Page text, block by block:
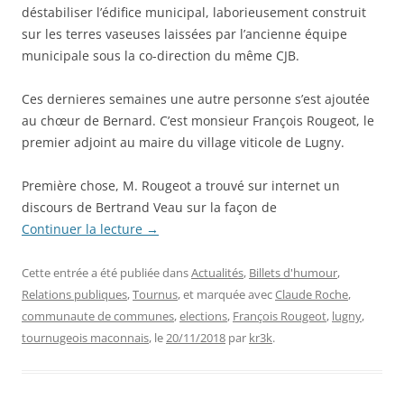
déstabiliser l’édifice municipal, laborieusement construit
sur les terres vaseuses laissées par l’ancienne équipe
municipale sous la co-direction du même CJB.
Ces dernieres semaines une autre personne s’est ajoutée
au chœur de Bernard. C’est monsieur François Rougeot, le
premier adjoint au maire du village viticole de Lugny.
Première chose, M. Rougeot a trouvé sur internet un
discours de Bertrand Veau sur la façon de
Continuer la lecture →
Cette entrée a été publiée dansActualités, Billets d'humour,
Relations publiques,Tournus, et marquée avecClaude Roche,
communaute de communes,elections, François Rougeot, lugny,
tournugeois maconnais, le20/11/2018 par kr3k.